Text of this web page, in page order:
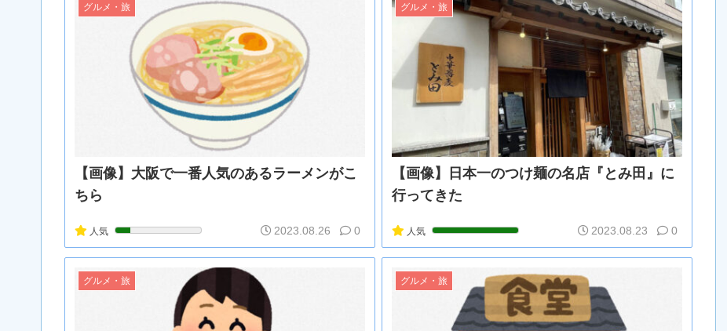
グルメ・旅
【画像】大阪で一番人気のあるラーメンがこ
ちら
人気 2023.08.26 0
グルメ・旅
【画像】日本一のつけ麺の名店『とみ田』に
行ってきた
人気 2023.08.23 0
グルメ・旅 グルメ・旅